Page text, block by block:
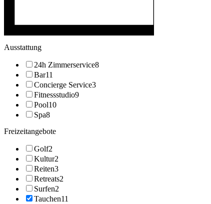
Ausstattung
24h Zimmerservice8
Bar11
Concierge Service3
Fitnessstudio9
Pool10
Spa8
Freizeitangebote
Golf2
Kultur2
Reiten3
Retreats2
Surfen2
Tauchen11